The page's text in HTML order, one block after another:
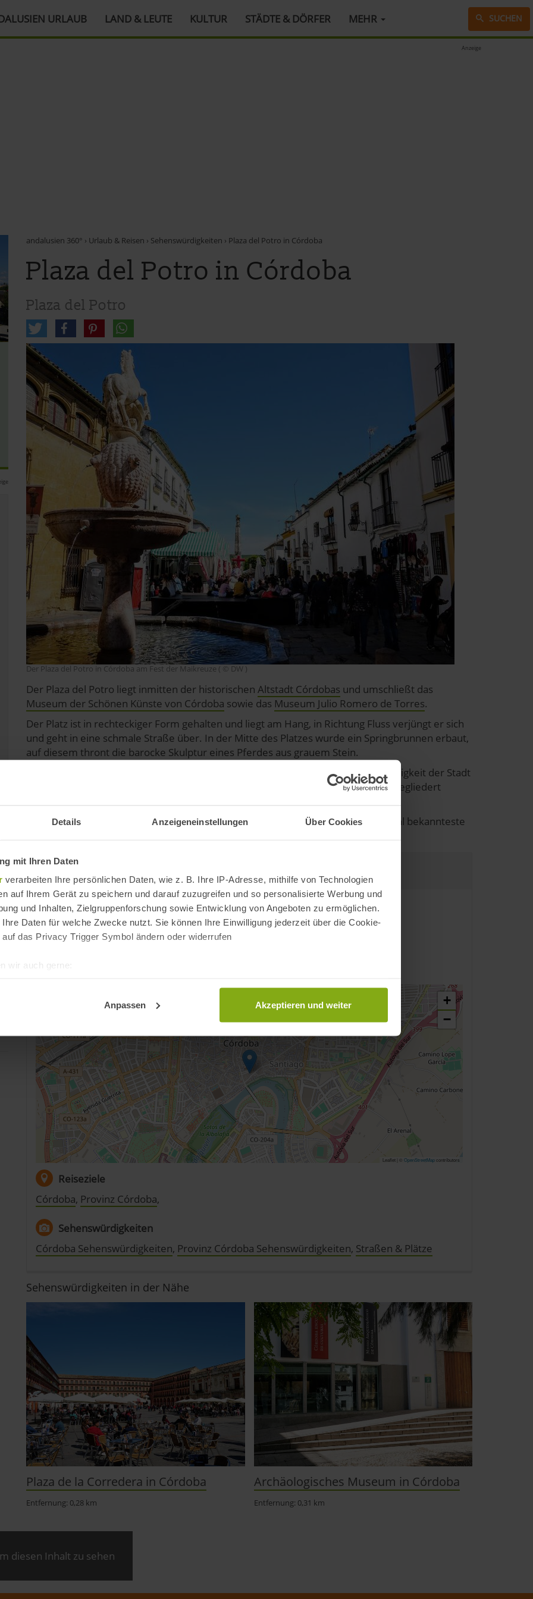
Details Anzeigeneinstellungen Über Cookies
mit Ihren Daten
verarbeiten Ihre persönlichen Daten, wie z. B. Ihre IP-Adresse, mithilfe von Technologien
auf Ihrem Gerät zu speichern und darauf zuzugreifen und so personalisierte Werbung und
und Inhalten, Zielgruppenforschung sowie Entwicklung von Angeboten zu ermöglichen.
Daten für welche Zwecke nutzt. Sie können Ihre Einwilligung jederzeit über die Cookie-
das Privacy Trigger Symbol ändern oder widerrufen
wir auch gerne:
Ihre persönlichen Daten verarbeitet werden, und legen Sie Ihre Präferenzen im
Cookies
während andere nicht notwendig sind, jedoch helfen das Onlineangebot zu verbessern
Du kannst in den Einsatz der nicht notwendigen Cookies mit dem Klick auf die
oder dich per Klick auf »Anpassen« anders entscheiden. Die Einwilligung umfasst
dir ausgewählten Cookies. Du kannst diese Einstellungen jederzeit aufrufen und Cookies
Weitere Hinweise zu den verwendeten Verfahren und Begrifflichkeiten (z.B.
erhältst du in der Datenschutzerklärung.
Anpassen Akzeptieren und weiter
URLAUB LAND & LEUTE KULTUR STÄDTE & DÖRFER MEHR SUCHEN
Anzeige
andalusien 360° › Urlaub & Reisen › Sehenswürdigkeiten › Plaza del Potro in Córdoba
Plaza del Potro in Córdoba
Plaza del Potro
Der Plaza del Potro in Córdoba am Fest der Maikreuze ( © DW )
Der Plaza del Potro liegt inmitten der historischen Altstadt Córdobas und umschließt das
Museum der Schönen Künste von Córdoba sowie das Museum Julio Romero de Torres.
Der Platz ist in rechteckiger Form gehalten und liegt am Hang, in Richtung Fluss verjüngt er sich
und geht in eine schmale Straße über. In der Mitte des Platzes wurde ein Springbrunnen erbaut,
auf diesem thront die barocke Skulptur eines Pferdes aus grauem Stein.
Der Brunnen ist über 600 Jahre alt, 1577 wurde er als Hommage an die Wehrhaftigkeit der Stadt
1492 wieder in das spanische Königreich eingegliedert
Über die Grenzen
Córdobashinaus berühmt wurde die Plaza del Potro durch wohl bekannteste
Adresse
Plaza del Potro
14002 Córdoba
Spanien
+
−
Leaflet | © OpenStreetMapcontributors
Reiseziele
Córdoba, Provinz Córdoba,
Sehenswürdigkeiten
Córdoba Sehenswürdigkeiten, Provinz Córdoba Sehenswürdigkeiten, Straßen & Plätze
Sehenswürdigkeiten in der Nähe
Plaza de la Corredera in Córdoba
Entfernung: 0,28 km
Archäologisches Museum in Córdoba
Entfernung: 0,31 km
diesen Inhalt zu sehen